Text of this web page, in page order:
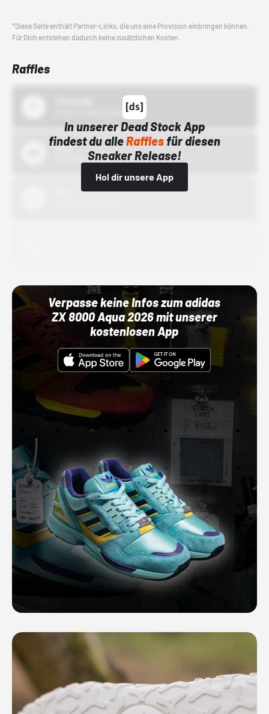
*Diese Seite enthält Partner-Links, die uns eine Provision einbringen können.
Für Dich entstehen dadurch keine zusätzlichen Kosten.
Raffles
In unserer Dead Stock App
findest du alleRafflesfür diesen
Sneaker Release!
Hol dir unsere App
Bstn
01.10.22 00:00 Uhr
Verpasse keine Infos zum adidas
ZX 8000 Aqua 2026 mit unserer
kostenlosen App